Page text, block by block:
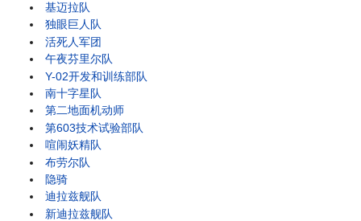
基迈拉队
独眼巨人队
活死人军团
午夜芬里尔队
Y-02开发和训练部队
南十字星队
第二地面机动师
第603技术试验部队
喧闹妖精队
布劳尔队
隐骑
迪拉兹舰队
新迪拉兹舰队